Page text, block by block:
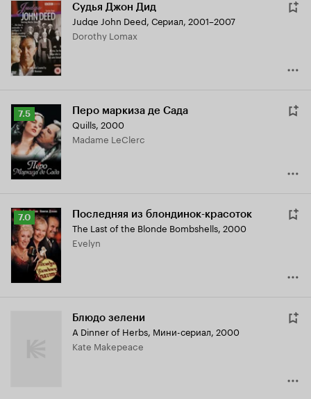
Судья Джон Дид
Judge John Deed, Сериал, 2001–2007
Dorothy Lomax
Рейтинг
Кинопоиска
7.5
7.5 Перо маркиза де Сада
Quills, 2000
Madame LeClerc
Рейтинг
Кинопоиска
7.0
7.0 Последняя из блондинок-красоток
The Last of the Blonde Bombshells, 2000
Evelyn
Блюдо зелени
A Dinner of Herbs, Мини-сериал, 2000
Kate Makepeace